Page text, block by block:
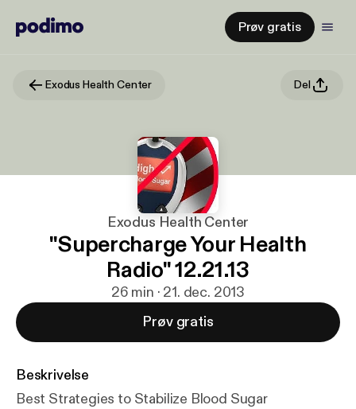
Prøv gratis
Exodus Health Center Del
Exodus Health Center
"Supercharge Your Health
Radio" 12.21.13
26 min · 21. dec. 2013
Prøv gratis
Beskrivelse
Best Strategies to Stabilize Blood Sugar